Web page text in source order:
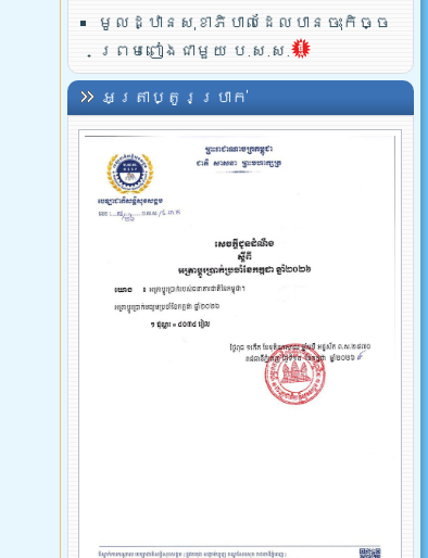
មូលដ្ឋានសុខាភិបាលដែលបានចុះកិច្ច
ព្រមពៀងជាមួយ ប.ស.ស.
អត្រាប្តូរប្រាក់